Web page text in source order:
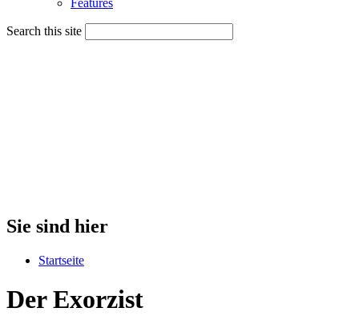
Features
Search this site
Sie sind hier
Startseite
Der Exorzist